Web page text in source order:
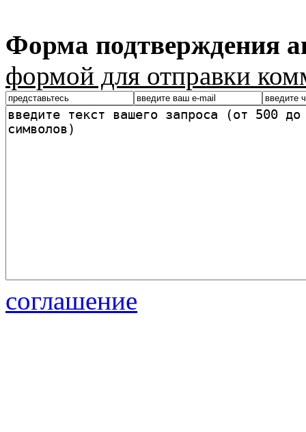
Форма подтверждения
формой для отправки
соглашение